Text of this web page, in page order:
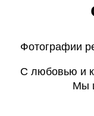
Фотографии
С любовью и
Мы